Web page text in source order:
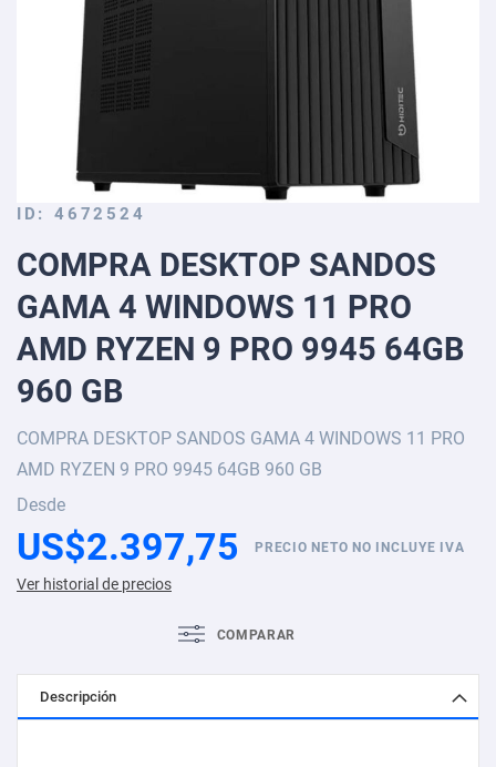
ID 4672524
COMPRA DESKTOP SANDOS
GAMA 4 WINDOWS 11 PRO
AMD RYZEN 9 PRO 9945 64GB
960 GB
COMPRA DESKTOP SANDOS GAMA 4 WINDOWS 11 PRO
AMD RYZEN 9 PRO 9945 64GB 960 GB
Desde
US$2.397,75 PRECIO NETO NO INCLUYE IVA
Ver historial de precios
COMPARAR
Skip
the
beginning
of
the
images
Descripción